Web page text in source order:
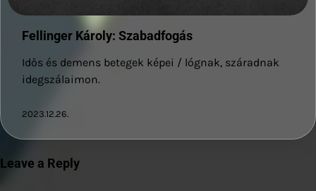
Fellinger Károly: Szabadfogás
Idős és demens betegek képei / lógnak, száradnak
idegszálaimon.
2023.12.26.
Leave a Reply